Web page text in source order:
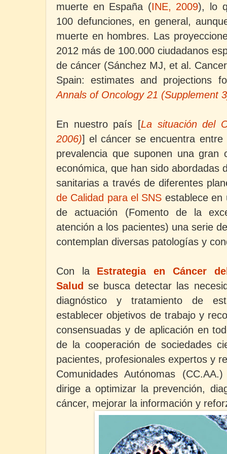
muerte en España (INE, 2009),
lo
100 defunciones, en general,
muerte en hombres. Las
2012 más de 100.000 ciudadanos
de cáncer (Sánchez MJ, et al.
Spain: estimates and projections
Annals of Oncology 21 (Supplement
En nuestro país [La situación del
2006)]el cáncer se encuentra
prevalencia que suponen una gran
económica, que han sido abordadas
sanitarias a través de diferentes
de Calidad para el SNS establece en
de actuación (Fomento de la
atención a los pacientes) una serie
contemplan diversas patologías y
Con la Estrategia en Cáncer
Salud se busca detectar las
diagnóstico y tratamiento de
establecer objetivos de trabajo y
consensuadas y de aplicación en
de la cooperación de sociedades
pacientes, profesionales expertos y
Comunidades Autónomas
dirige a optimizar la prevención,
cáncer, mejorar la información y